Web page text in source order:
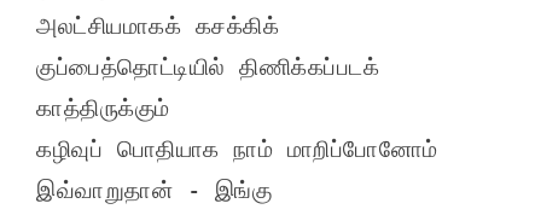
அலட்சியமாகக் கசக்கிக்
குப்பைத்தொட்டியில் திணிக்கப்படக்
காத்திருக்கும்
கழிவுப் பொதியாக நாம் மாறிப்போனோம்
இவ்வாறுதான் - இங்கு